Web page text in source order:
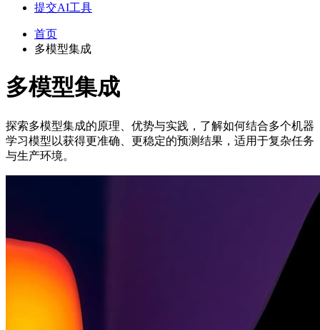
提交AI工具
首页
多模型集成
多模型集成
探索多模型集成的原理、优势与实践，了解如何结合多个机器
学习模型以获得更准确、更稳定的预测结果，适用于复杂任务
与生产环境。